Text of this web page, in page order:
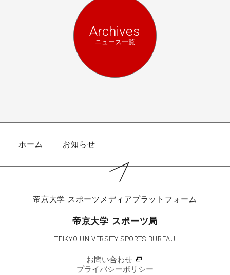
Archives
ニュース一覧
ホーム お知らせ
帝京大学 スポーツメディアプラットフォーム
帝京大学 スポーツ局
TEIKYO UNIVERSITY SPORTS BUREAU
お問い合わせ
プライバシーポリシー